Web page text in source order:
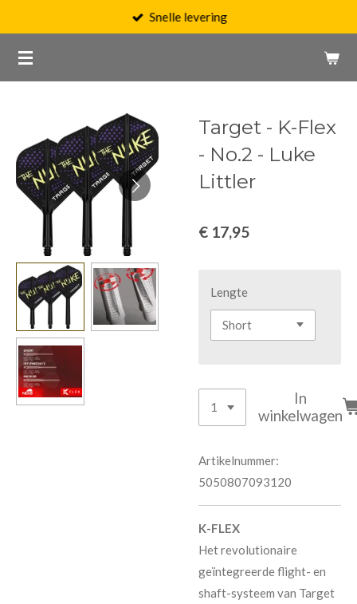
naar
de
Snelle levering
Target - K-Flex
- No.2 - Luke
Littler
€ 17,95
Lengte
In
winkelwagen
Artikelnummer:
5050807093120
K-FLEX
Het revolutionaire
geïntegreerde flight- en
shaft-systeem van Target